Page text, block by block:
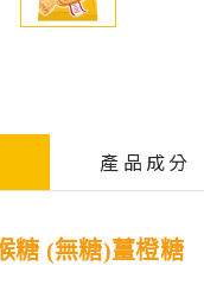
產品成分
糖 (無糖)薑橙糖